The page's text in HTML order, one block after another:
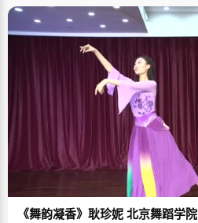
《舞韵凝香》耿珍妮 北京舞蹈学院